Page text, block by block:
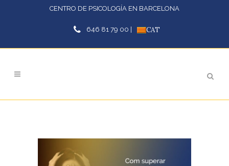
CENTRO DE PSICOLOGÍA EN BARCELONA
646 81 79 00 | CAT